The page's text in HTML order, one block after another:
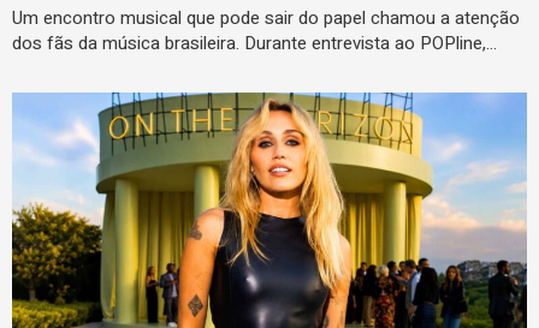
Um encontro musical que pode sair do papel chamou a atenção
dos fãs da música brasileira. Durante entrevista ao POPline,…